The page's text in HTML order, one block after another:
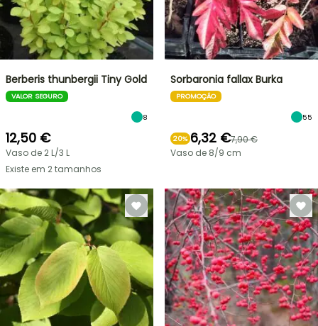
Berberis thunbergii Tiny Gold
VALOR SEGURO
8
12,50 €
Vaso de 2 L/3 L
Existe em 2 tamanhos
Sorbaronia fallax Burka
PROMOÇÃO
55
20% 6,32 €7,90 €
Vaso de 8/9 cm